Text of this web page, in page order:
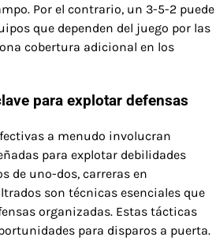
Por el contrario, un 3-5-2 puede
que dependen del juego por las
cobertura adicional en los
para explotar defensas
a menudo involucran
para explotar debilidades
de uno-dos, carreras en
son técnicas esenciales que
organizadas. Estas tácticas
para disparos a puerta.